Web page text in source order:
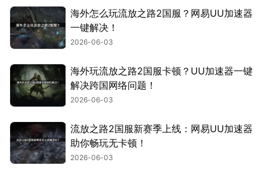
海外怎么玩流放之路2国服？网易UU加速器
一键解决！
2026-06-03
海外玩流放之路2国服卡顿？UU加速器一键
解决跨国网络问题！
2026-06-03
流放之路2国服新赛季上线：网易UU加速器
助你畅玩无卡顿！
2026-06-03